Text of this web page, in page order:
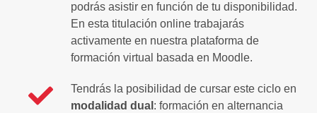
podrás asistir en función de tu disponibilidad.
En esta titulación online trabajarás
activamente en nuestra plataforma de
formación virtual basada en Moodle.
Tendrás la posibilidad de cursar este ciclo en
modalidad dual : formación en alternancia